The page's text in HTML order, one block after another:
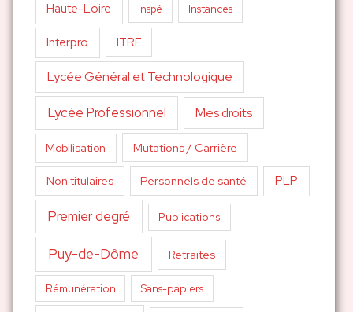
Haute-Loire Inspé Instances
Interpro ITRF
Lycée Général et Technologique
Lycée Professionnel Mes droits
Mobilisation Mutations / Carrière
Non titulaires Personnels de santé PLP
Premier degré Publications
Puy-de-Dôme Retraites
Rémunération Sans-papiers